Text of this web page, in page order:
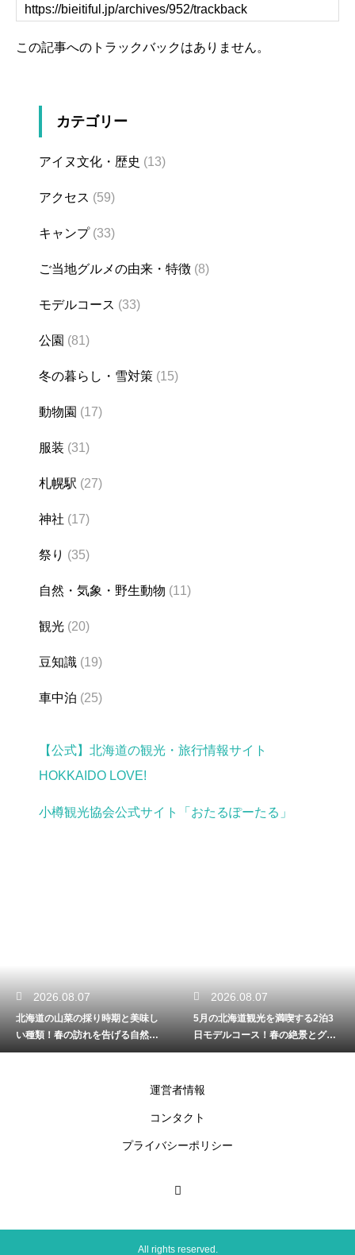
この記事へのトラックバックはありません。
カテゴリー
アイヌ文化・歴史 (13)
アクセス (59)
キャンプ(33)
ご当地グルメの由来・特徴 (8)
モデルコース (33)
公園 (81)
冬の暮らし・雪対策 (15)
動物園 (17)
服装 (31)
札幌駅 (27)
神社 (17)
祭り (35)
自然・気象・野生動物 (11)
観光 (20)
豆知識 (19)
車中泊 (25)
【公式】北海道の観光・旅行情報サイト
HOKKAIDO LOVE!
小樽観光協会公式サイト「おたるぽーたる」
2026.08.07
5月の北海道観光を満喫する2泊3
日モデルコース！春の絶景とグル
メを堪能
2026.08.06
札幌から函館への移動はバスとJR
のどっち？料金と所要時間を徹底
的に比較
運営者情報
コンタクト
プライバシーポリシー
All rights reserved.